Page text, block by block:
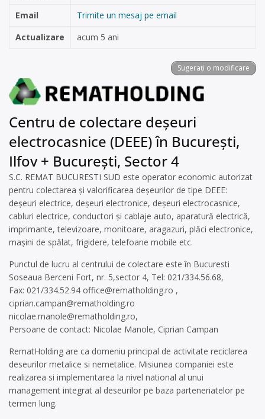
Email
Trimite un mesaj pe email
Actualizare
acum 5 ani
Sugerați o modificare
Centru de colectare deșeuri
electrocasnice (DEEE) în București,
Ilfov + București, Sector 4
S.C. REMAT BUCURESTI SUD este operator economic autorizat
pentru colectarea și valorificarea deșeurilor de tipe DEEE:
deșeuri electrice, deșeuri electronice, deșeuri electrocasnice,
cabluri electrice, conductori și cablaje auto, aparatură electrică,
imprimante, televizoare, monitoare, aragazuri, plăci electronice,
mașini de spălat, frigidere, telefoane mobile etc.
Punctul de lucru al centrului de colectare este în Bucuresti
Soseaua Berceni Fort, nr. 5,sector 4, Tel: 021/334.56.68,
Fax: 021/334.52.94 office@rematholding.ro ,
ciprian.campan@rematholding.ro
nicolae.manole@rematholding.ro,
Persoane de contact: Nicolae Manole, Ciprian Campan
RematHolding are ca domeniu principal de activitate reciclarea
deseurilor metalice si nemetalice. Misiunea companiei este
realizarea si implementarea la nivel national al unui
management integrat al deseurilor pe baza parteneriatelor pe
termen lung.